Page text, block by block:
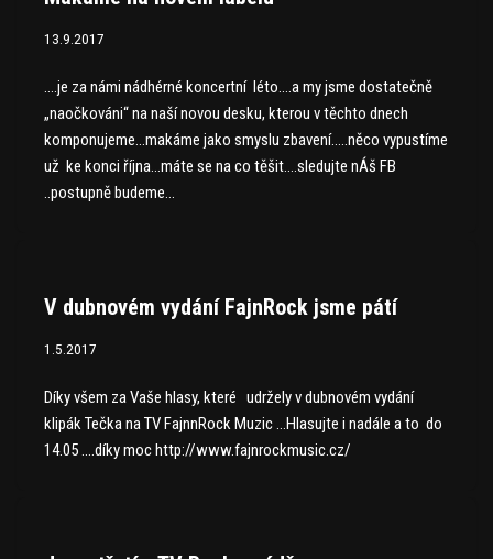
13.9.2017
….je za námi nádhérné koncertní léto….a my jsme dostatečně
„naočkováni“ na naší novou desku, kterou v těchto dnech
komponujeme…makáme jako smyslu zbavení…..něco vypustíme
už ke konci října…máte se na co těšit….sledujte nÁš FB
..postupně budeme…
V dubnovém vydání FajnRock jsme pátí
1.5.2017
Díky všem za Vaše hlasy, které udržely v dubnovém vydání
klipák Tečka na TV FajnnRock Muzic …Hlasujte i nadále a to do
14.05 ….díky moc http://www.fajnrockmusic.cz/